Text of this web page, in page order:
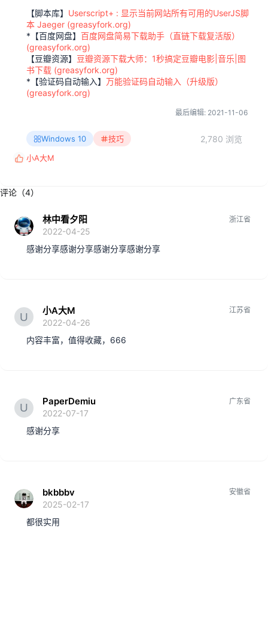
【脚本库】 Userscript+ : 显示当前网站所有可用的UserJS脚
本 Jaeger (greasyfork.org)
*【百度网盘】 百度网盘简易下载助手（直链下载复活版）
(greasyfork.org)
【豆瓣资源】 豆瓣资源下载大师：1秒搞定豆瓣电影|音乐|图
书下载 (greasyfork.org)
*【验证码自动输入】 万能验证码自动输入（升级版）
(greasyfork.org)
最后编辑: 2021-11-06
Windows 10 技巧 2,780 浏览
反 小A大M
评论（4）
林中看夕阳
2022-04-25
浙江省
感谢分享感谢分享感谢分享感谢分享
小A大M
2022-04-26
江苏省
内容丰富，值得收藏，666
PaperDemiu
2022-07-17
广东省
感谢分享
bkbbbv
2025-02-17
安徽省
都很实用